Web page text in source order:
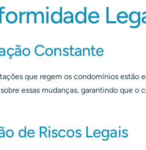
Constante
que regem os condomínios estão
essas mudanças, garantindo que
de Riscos Legais